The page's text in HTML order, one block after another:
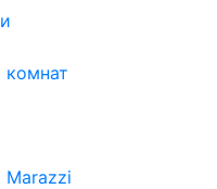
комнат
Marazzi